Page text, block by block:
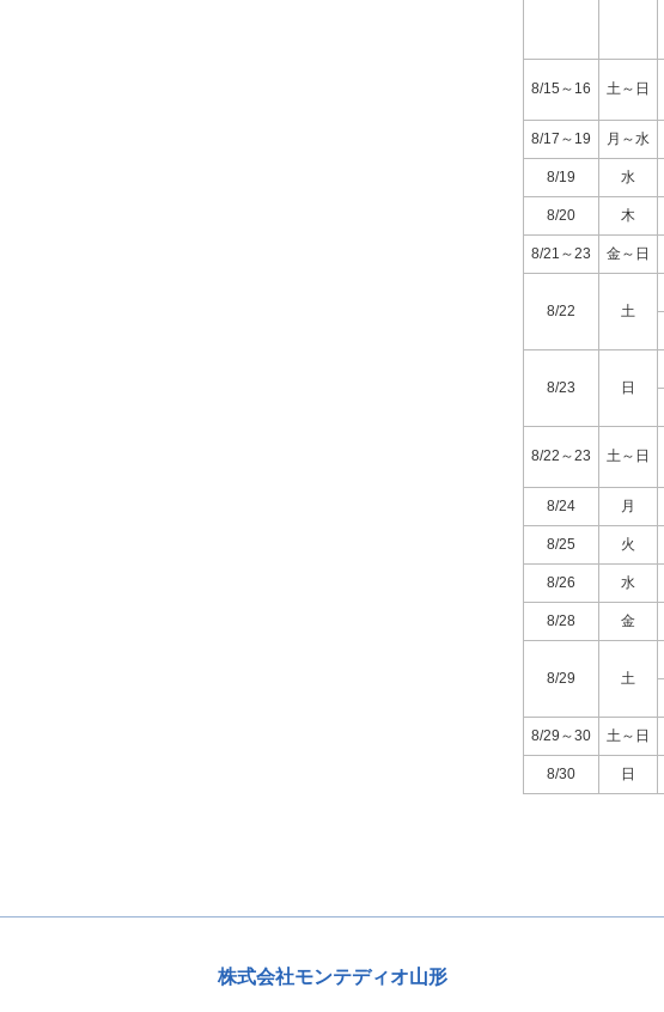
8/15～16 土～日
8/17～19 月～水
8/19 水
8/20 木
8/21～23 金～日
8/22 土
8/23 日
8/22～23 土～日
8/24 月
8/25 火
8/26 水
8/28 金
8/29 土
8/29～30 土～日
8/30 日
株式会社モンテディオ山形